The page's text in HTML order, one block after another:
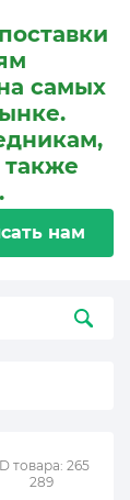
самых
нам
товара: 265
289